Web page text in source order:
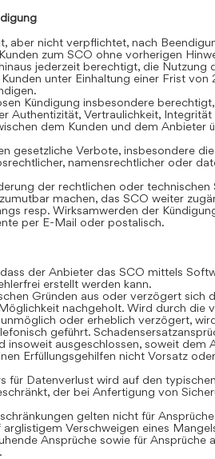
aber nicht verpflichtet, nach
zum SCO ohne vorherigen
jederzeit berechtigt, die Nutzung
unter Einhaltung einer Frist von
Kündigung insbesondere berechtigt,
Authentizität, Vertraulichkeit,
dem Kunden und dem Anbieter
Verbote, insbesondere die
namensrechtlicher oder
der rechtlichen oder technischen
machen, das SCO weiter
resp. Wirksamwerden der
per E-Mail oder postalisch.
der Anbieter das SCO mittels
erstellt werden kann.
Gründen aus oder verzögert sich
nachgeholt. Wird durch die
oder erheblich verzögert,
geführt.
insoweit ausgeschlossen, soweit dem
Erfüllungsgehilfen nicht Vorsatz
Datenverlust wird auf den typischen
der bei Anfertigung von
gelten nicht für
Verschweigen eines
Ansprüche sowie für Ansprüche